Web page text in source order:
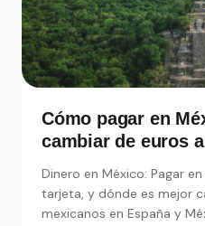
Cómo pagar en
cambiar de euros
en España
Dinero en México: Pagar
tarjeta, y dónde es mejor
mexicanos en España y